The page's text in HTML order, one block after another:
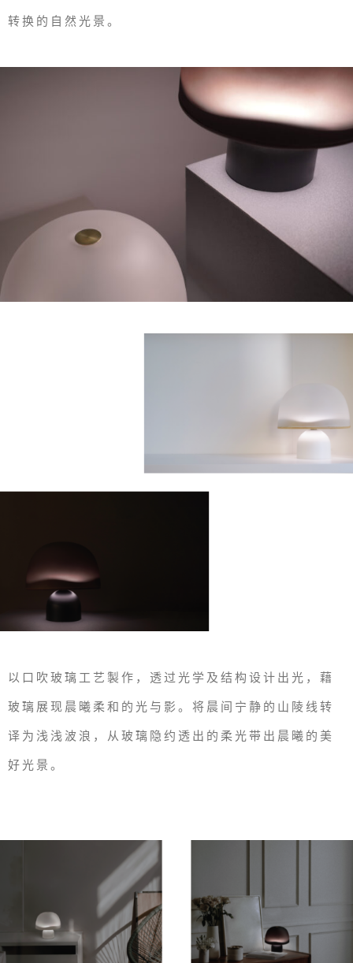
转换的自然光景。
以口吹玻璃工艺製作，透过光学及结构设计出光，藉
玻璃展现晨曦柔和的光与影。将晨间宁静的山陵线转
译为浅浅波浪，从玻璃隐约透出的柔光带出晨曦的美
好光景。